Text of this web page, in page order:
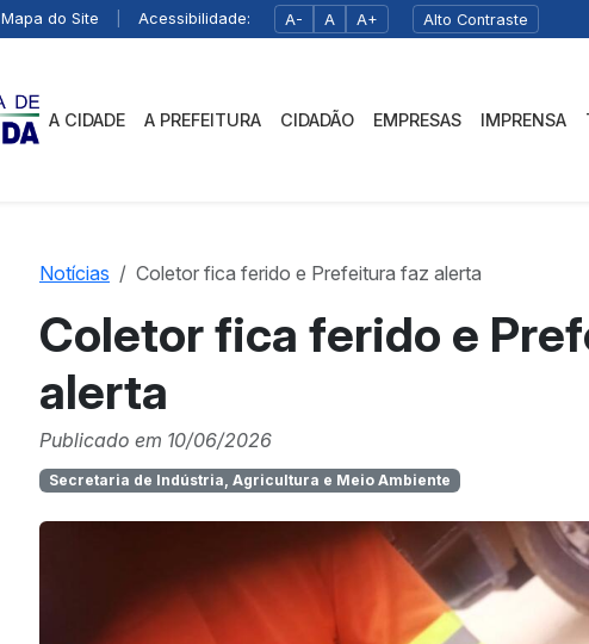
Mapa do Site Acessibilidade: A- A A+ Alto Contraste
A CIDADE A PREFEITURA CIDADÃO EMPRESAS IMPRENSA
Notícias Coletor fica ferido e Prefeitura faz alerta
Coletor fica ferido e
alerta
Publicado em 10/06/2026
Secretaria de Indústria, Agricultura e Meio Ambiente